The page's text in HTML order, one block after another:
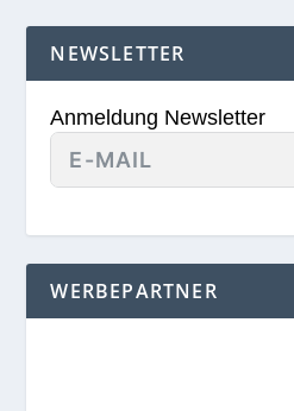
NEWSLETTER
Anmeldung Newsletter
WERBEPARTNER